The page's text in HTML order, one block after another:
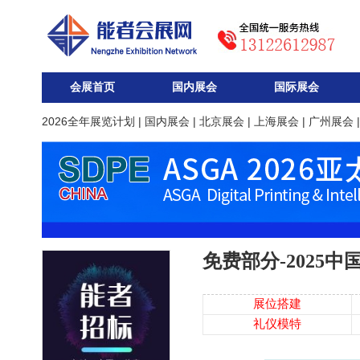
会展首页 国内展会 国际展会
2026全年展览计划 | 国内展会 | 北京展会 | 上海展会 | 广州展会
免费部分-2025中
展位搭建
礼仪模特